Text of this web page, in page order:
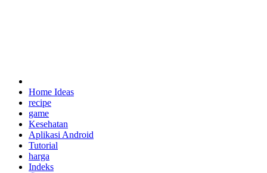
Home Ideas
recipe
game
Kesehatan
Aplikasi Android
Tutorial
harga
Indeks